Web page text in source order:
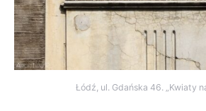
Łódź, ul. Gdańska 46. „Kwiaty